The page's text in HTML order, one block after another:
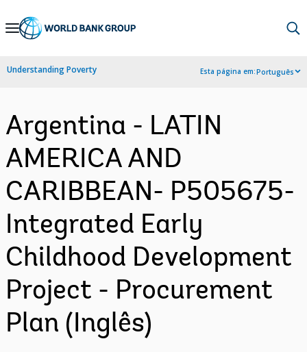
Skip
Navigation
Understanding Poverty Esta página em:Português
Argentina - LATIN
AMERICA AND
CARIBBEAN- P505675-
Integrated Early
Childhood Development
Project - Procurement
Plan (Inglês)